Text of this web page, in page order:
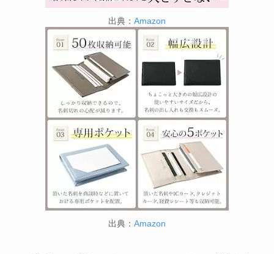
出典： Amazon
出典： Amazon